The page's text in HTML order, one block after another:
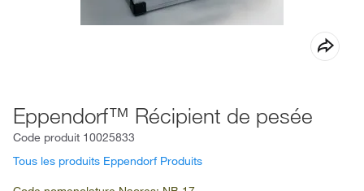
Eppendorf™ Récipient de pesée
Code produit 10025833
Tous les produits Eppendorf Produits